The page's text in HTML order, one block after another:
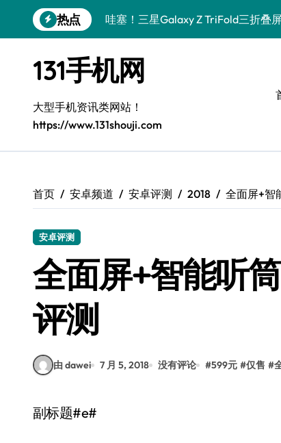
到
热点
哇塞！三星Galaxy Z TriFold三折叠
数码小白惊了！三星S26这波黑科技
数码小白惊了！三星Galaxy Z Fold7
数码小白必看！vivo S50新功能优惠
数码小白惊了！vivo S50 Pro mini
数码小白惊了！三星S26这些黑科技
数码小白必看！vivo S50新功能优
131手机网
大型手机资讯类网站！
https://www.131shouji.com
首页 安卓频道 安卓评测 2018 全面屏+智
安卓评测
全面屏+智能听
评测
由 dawei 7 月 5, 2018 没有评论 #599元 #仅售 #
副标题#e#